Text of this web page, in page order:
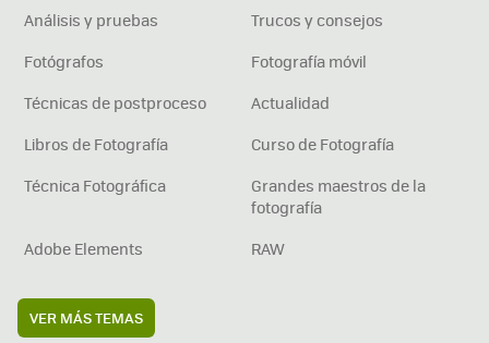
Análisis y pruebas
Trucos y consejos
Fotógrafos
Fotografía móvil
Técnicas de postproceso
Actualidad
Libros de Fotografía
Curso de Fotografía
Técnica Fotográfica
Grandes maestros de la
fotografía
Adobe Elements
RAW
VER MÁS TEMAS